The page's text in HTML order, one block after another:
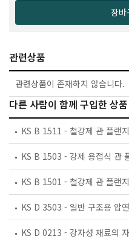
장바
관련상품
관련상품이 존재하지 않습니다.
다른 사람이 함께 구입한 상품
KS B 1511 - 철강제 관 플랜
KS B 1503 - 강제 용접식 관
KS B 1501 - 철강제 관 플랜
KS D 3503 - 일반 구조용 압